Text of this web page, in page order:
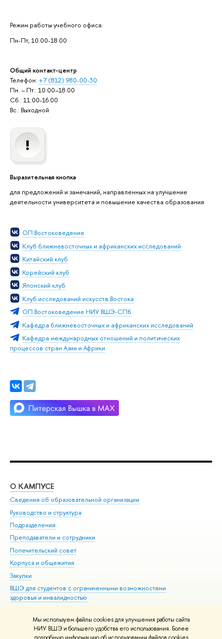
Мы используем файлы cookies для улучшения работы сайта
НИУ ВШЭ и большего удобства его использования. Более
Режим работы учебного офиса:
Пн-Пт, 10.00-18.00
Общий контакт-центр
Телефон: +7 (812) 980-00-30
Пн. – Пт.: 10:00–18:00
Сб.: 11:00-16:00
Вс.: Выходной
Выразительная кнопка
для предложений и замечаний, направленных на улучшение
деятельности университета и повышение качества образования
ОП Востоковедение
Клуб ближневосточных и африканских исследований
Китайский клуб
Корейский клуб
Японский клуб
Клуб исследований искусств Востока
ОП Востоковедение НИУ ВШЭ-СПб
Кафедра ближневосточных и африканских исследований
Кафедра международных отношений и политических
процессов стран Азии и Африки
О КАМПУСЕ
Сведения об образовательной организации
Руководство и структура
Подразделения
Преподаватели и сотрудники
Попечительский совет
Корпуса и общежития
Закупки
ВШЭ для студентов с ограниченными возможностями
здоровья и инвалидностью
Единая платежная страница